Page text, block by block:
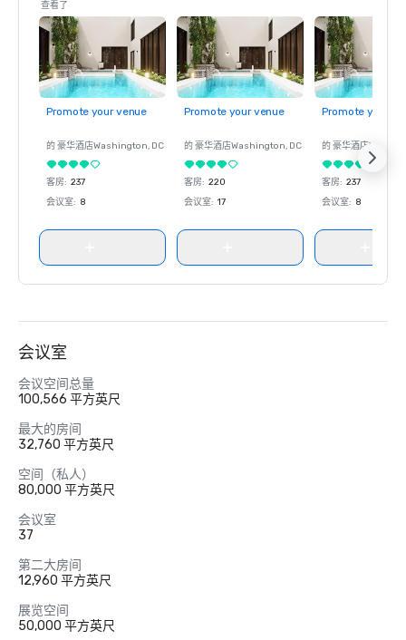
查看了
Promote your venue
的 豪华酒店Washington, DC
客房: 237
会议室: 8
Promote your venue
的 豪华酒店Washington, DC
客房: 220
会议室: 17
Promote your
的 豪华酒店
客房: 237
会议室: 8
会议室
会议空间总量
100,566 平方英尺
最大的房间
32,760 平方英尺
空间（私人）
80,000 平方英尺
会议室
37
第二大房间
12,960 平方英尺
展览空间
50,000 平方英尺